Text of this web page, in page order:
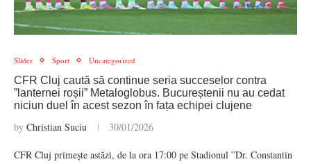
Slider Sport Uncategorized
CFR Cluj caută să continue seria succeselor contra
”lanternei roșii” Metaloglobus. Bucureștenii nu au cedat
niciun duel în acest sezon în fața echipei clujene
by Christian Suciu 30/01/2026
CFR Cluj primește astăzi, de la ora 17:00 pe Stadionul ”Dr. Constantin